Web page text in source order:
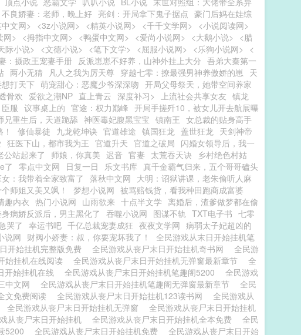
不良娇妻：老师，晚上好 亮剑：开局拿下鬼子据点 豪门后妈在娃综
文网> <3z小说网> <精英小说网> <千千文学网>
<小说阅读网>
网> <拇指中文网> <鸭蛋中文网> <爱尚小说网> <大鹅小说>
<腊
际小说> <文德小说> <笔下文学> <屈服小说网> <乐狗小说网>
<
：摄政王宠妻手册 反派崽崽不好养，山神外挂上大分 吾弟大秦第一
两小无猜 凡人之我为厉天尊 穿越七零：撩最强男神养傲娇的崽 天
打天下 萌宠甜心：恶魔少爷深深吻 开局父母祭天，她带空间养家
骨欢 爱欲之潮NP 直上青云 深度补习> 上流社会共享女友 镇龙
臣服 议事桌上的 官途：权力巅峰 开局手搓歼10，被女儿开去航展曝
兄重生后，天道跪舔 神医毒妃腹黑宝宝 镇南王 女总裁的贴身高手
修仙暴徒 九龙乾坤诀 官道雄途 镇国狂龙 盖世狂龙 天剑神帝
狂医下山，都市我为王 官道升天 官道之破局 闪婚女领导后，我一
公站起来了 师娘，你真美 迟音 官妻 太荒吞天诀
乡村绝色村姑
了 零点中文网 日复一日 乐文书库 真千金霸气归来，五个哥哥磕头
：我带着全家致富了 落秋中文网 大明：诏狱讲课，老朱偷听人麻
师姐又美又飒！ 梦想小说网 被骂赔钱货，看我种田跑商成富婆
趣内衣 热门小说网 山雨欲来 十点半文学 离婚后，渣爹做梦都在偷
病娇反派后，男主黑化了 吞噬小说网 图谋不轨 TXT电子书 七零
哭了 幸运书吧 千亿总裁宠妻成狂 夜夜文学网 病弱太子妃超凶的
说网 财阀小娇妻：叔，你要宠坏我了！
全民游戏从末日开始挂机笔
开始挂机完整版免费 全民游戏从丧尸末日开始挂机奇书网
全民游
始挂机在线阅读 全民游戏从丧尸末日开始挂机无弹窗最新章节
全
开始挂机在线 全民游戏从丧尸末日开始挂机笔趣阁5200
全民游戏
中文网 全民游戏从丧尸末日开始挂机笔趣阁无弹窗最新章节
全民
文免费阅读 全民游戏从丧尸末日开始挂机123读书网
全民游戏从
全民游戏从丧尸末日开始挂机无弹窗
全民游戏从丧尸末日开始挂机
从丧尸末日开始挂机 全民游戏从丧尸末日开始挂机全本免费
全民
5200 全民游戏从丧尸末日开始挂机免费
全民游戏从丧尸末日开始